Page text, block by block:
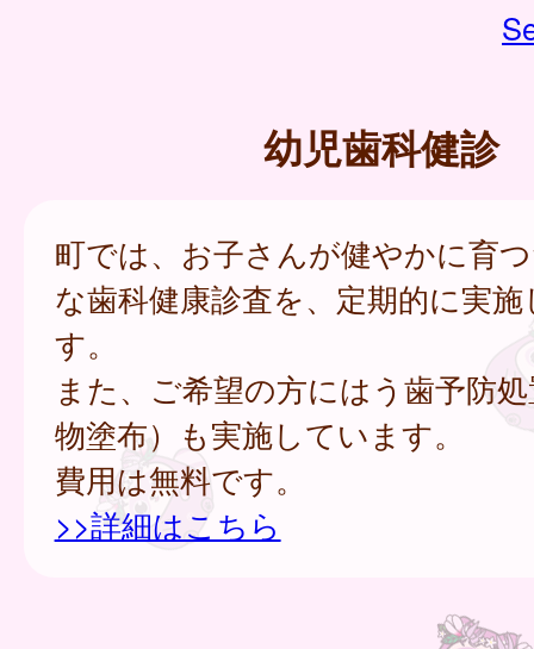
幼児歯科健診
町では、お子さんが健やかに育
な歯科健康診査を、定期的に実
す。
また、ご希望の方にはう歯予防
物塗布）も実施しています。
費用は無料です。
>>詳細はこちら